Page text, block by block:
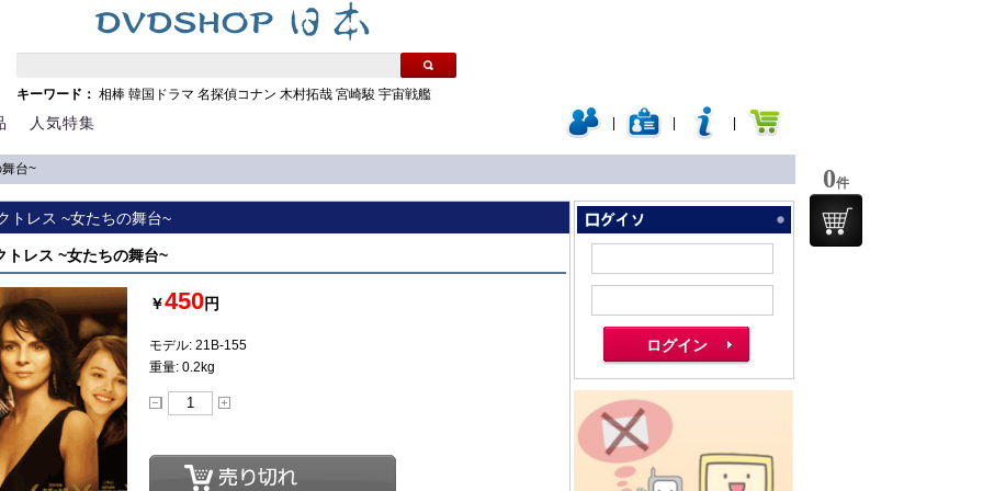
キーワード： 相棒 韓国ドラマ 名探偵コナン 木村拓哉 宮崎駿 宇宙戦艦
人気特集
台~
トレス ~女たちの舞台~
トレス ~女たちの舞台~
￥450円
モデル: 21B-155
重量: 0.2kg
0件